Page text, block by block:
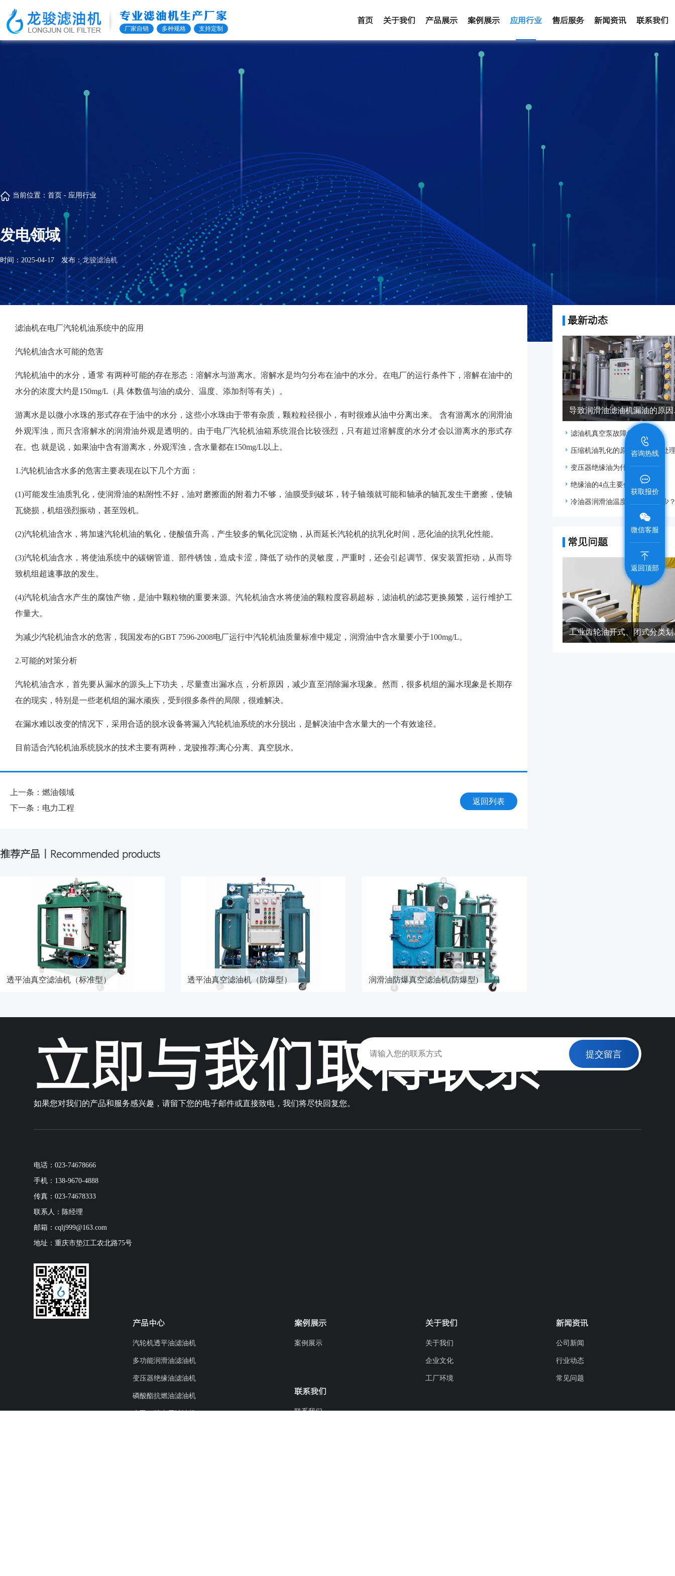
专业滤油机生产厂家
厂家自销 多种规格 支持定制
首页 关于我们 产品展示 案例展示 应用行业 售后服务 新闻资讯 联系我们
当前位置： 首页 - 应用行业
发电领域
时间：2025-04-17 发布：龙骏滤油机
滤油机在电厂汽轮机油系统中的应用
汽轮机油含水可能的危害
汽轮机油中的水分，通常 有两种可能的存在形态：溶解水与游离水。溶解水是均匀分布在油中的水分。在电厂的运行条件下，溶解在油中的
水分的浓度大约是150mg/L（具 体数值与油的成分、温度、添加剂等有关）。
游离水是以微小水珠的形式存在于油中的水分，这些小水珠由于带有杂质，颗粒粒径很小，有时很难从油中分离出来。 含有游离水的润滑油
外观浑浊，而只含溶解水的润滑油外观是透明的。由于电厂汽轮机油箱系统混合比较强烈，只有超过溶解度的水分才会以游离水的形式存
在。也 就是说，如果油中含有游离水，外观浑浊，含水量都在150mg/L以上。
1.汽轮机油含水多的危害主要表现在以下几个方面：
(1)可能发生油质乳化，使润滑油的粘附性不好，油对磨擦面的附着力不够，油膜受到破坏，转子轴颈就可能和轴承的轴瓦发生干磨擦，使轴
瓦烧损，机组强烈振动，甚至毁机。
(2)汽轮机油含水，将加速汽轮机油的氧化，使酸值升高，产生较多的氧化沉淀物，从而延长汽轮机的抗乳化时间，恶化油的抗乳化性能。
(3)汽轮机油含水，将使油系统中的碳钢管道、部件锈蚀，造成卡涩，降低了动作的灵敏度，严重时，还会引起调节、保安装置拒动，从而导
致机组超速事故的发生。
(4)汽轮机油含水产生的腐蚀产物，是油中颗粒物的重要来源。汽轮机油含水将使油的颗粒度容易超标，滤油机的滤芯更换频繁，运行维护工
作量大。
为减少汽轮机油含水的危害，我国发布的GBT 7596-2008电厂运行中汽轮机油质量标准中规定，润滑油中含水量要小于100mg/L。
2.可能的对策分析
汽轮机油含水，首先要从漏水的源头上下功夫，尽量查出漏水点，分析原因，减少直至消除漏水现象。然而，很多机组的漏水现象是长期存
在的现实，特别是一些老机组的漏水顽疾，受到很多条件的局限，很难解决。
在漏水难以改变的情况下，采用合适的脱水设备将漏入汽轮机油系统的水分脱出，是解决油中含水量大的一个有效途径。
目前适合汽轮机油系统脱水的技术主要有两种，龙骏推荐;离心分离、真空脱水。
上一条：燃油领域
下一条：电力工程
返回列表
推荐产品丨Recommended products
透平油真空滤油机（标准型） 透平油真空滤油机（防爆型） 润滑油防爆真空滤油机(防爆型)
最新动态
导
滤油机真空泵故障怎么解决
压缩机油乳化的原因、危害及处
变压器绝缘油为什么要过滤
绝缘油的4点主要作用简述
冷油器润滑油温度极限值是多少
常见问题
工业
立即与我们取得联系
如果您对我们的产品和服务感兴趣，请留下您的电子邮件或直接致电，我们将尽快回复您。
电话：023-74678666
手机：138-9670-4888
传真：023-74678333
联系人：陈经理
邮箱：cqlj999@163.com
地址：重庆市垫江工农北路75号
产品中心
汽轮机透平油滤油机
多功能润滑油滤油机
变压器绝缘油滤油机
磷酸酯抗燃油滤油机
案例展示
案例展示
关于我们
关于我们
企业文化
工厂环境
新闻资讯
公司新闻
行业动态
常见问题
联系我们
联系我们
咨询热线
获取报价
微信客服
返回顶部